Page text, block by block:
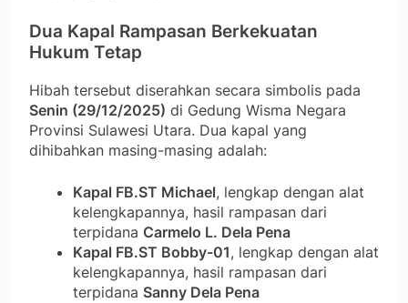
Dua Kapal Rampasan Berkekuatan
Hukum Tetap
Hibah tersebut diserahkan secara simbolis pada
Senin (29/12/2025) di Gedung Wisma Negara
Provinsi Sulawesi Utara. Dua kapal yang
dihibahkan masing-masing adalah:
Kapal FB.ST Michael, lengkap dengan alat
kelengkapannya, hasil rampasan dari
terpidana Carmelo L. Dela Pena
Kapal FB.ST Bobby-01, lengkap dengan alat
kelengkapannya, hasil rampasan dari
terpidana Sanny Dela Pena